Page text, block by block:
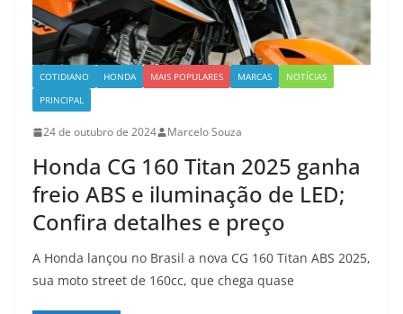
COTIDIANO HONDA MAIS POPULARES MARCAS
NOTÍCIAS
PRINCIPAL
24 de outubro de 2024 Marcelo Souza
Honda CG 160 Titan 2025 ganha
freio ABS e iluminação de LED;
Confira detalhes e preço
A Honda lançou no Brasil a nova CG 160 Titan ABS 2025,
sua moto street de 160cc, que chega quase